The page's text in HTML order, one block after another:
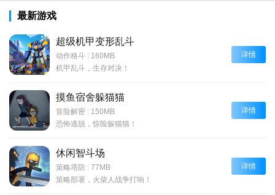
最新游戏
超级机甲变形乱斗
动作格斗 | 160MB
机甲乱斗，生存对决！
详情
摸鱼宿舍躲猫猫
冒险解密 | 150MB
恐怖逃脱，惊险躲猫猫！
详情
休闲智斗场
策略塔防 | 77MB
策略部署，火柴人战争打响！
详情